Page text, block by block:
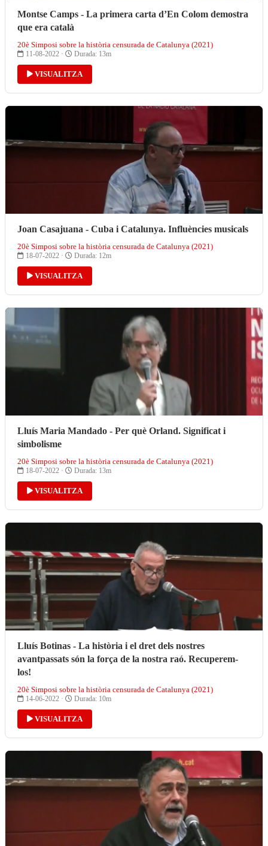
Montse Camps - La primera carta d’En Colom demostra
que era català
20è Simposi sobre la història censurada de Catalunya (2021)
11-08-2022 · Durada: 13m
VISUALITZA
Joan Casajuana - Cuba i Catalunya. Influències musicals
20è Simposi sobre la història censurada de Catalunya (2021)
18-07-2022 · Durada: 12m
VISUALITZA
Lluís Maria Mandado - Per què Orland. Significat i
simbolisme
20è Simposi sobre la història censurada de Catalunya (2021)
18-07-2022 · Durada: 13m
VISUALITZA
Lluís Botinas - La història i el dret dels nostres
avantpassats són la força de la nostra raó. Recuperem-
los!
20è Simposi sobre la història censurada de Catalunya (2021)
14-06-2022 · Durada: 10m
VISUALITZA